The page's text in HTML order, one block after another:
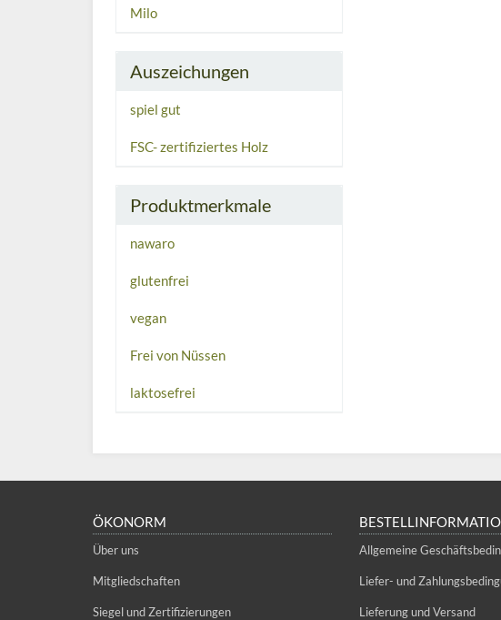
Milo
Auszeichungen
spiel gut
FSC- zertifiziertes Holz
Produktmerkmale
nawaro
glutenfrei
vegan
Frei von Nüssen
laktosefrei
ÖKONORM
Über uns
Mitgliedschaften
Siegel und Zertifizierungen
Allgemeine
Liefer- und
Lieferung und Versand